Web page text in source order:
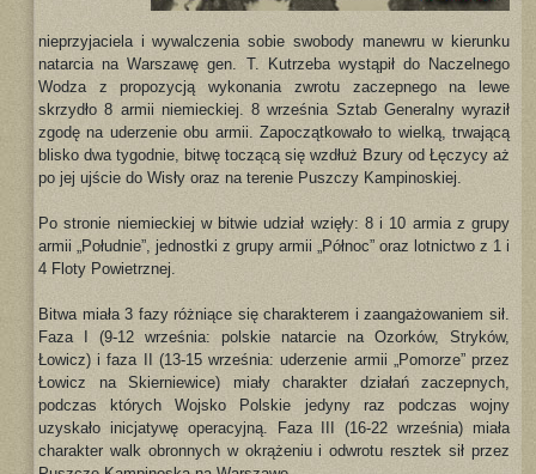
nieprzyjaciela i wywalczenia sobie swobody manewru w kierunku
natarcia na Warszawę gen. T. Kutrzeba wystąpił do Naczelnego
Wodza z propozycją wykonania zwrotu zaczepnego na lewe
skrzydło 8 armii niemieckiej. 8 września Sztab Generalny wyraził
zgodę na uderzenie obu armii. Zapoczątkowało to wielką, trwającą
blisko dwa tygodnie, bitwę toczącą się wzdłuż Bzury od Łęczycy aż
po jej ujście do Wisły oraz na terenie Puszczy Kampinoskiej.
Po stronie niemieckiej w bitwie udział wzięły: 8 i 10 armia z grupy
armii „Południe”, jednostki z grupy armii „Północ” oraz lotnictwo z 1 i
4 Floty Powietrznej.
Bitwa miała 3 fazy różniące się charakterem i zaangażowaniem sił.
Faza I (9-12 września: polskie natarcie na Ozorków, Stryków,
Łowicz) i faza II (13-15 września: uderzenie armii „Pomorze” przez
Łowicz na Skierniewice) miały charakter działań zaczepnych,
podczas których Wojsko Polskie jedyny raz podczas wojny
uzyskało inicjatywę operacyjną. Faza III (16-22 września) miała
charakter walk obronnych w okrążeniu i odwrotu resztek sił przez